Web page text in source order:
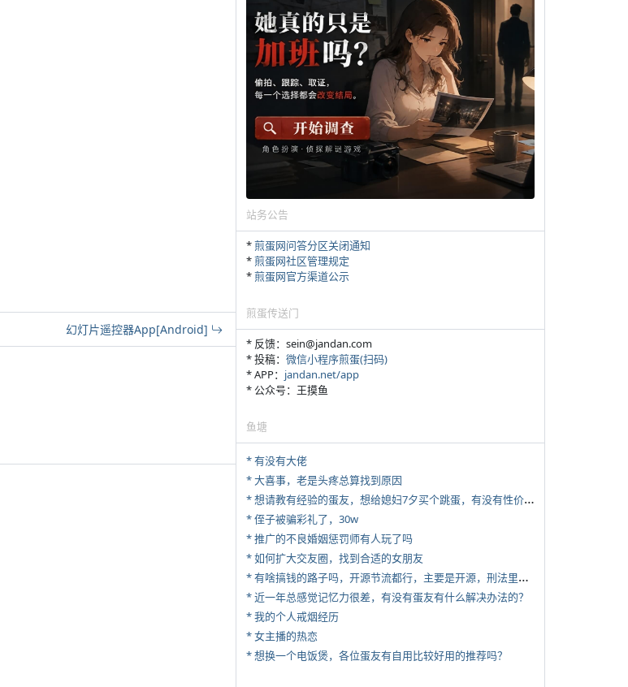
幻灯片遥控器App[Android]
站务公告
*煎蛋网问答分区关闭通知
*煎蛋网社区管理规定
*煎蛋网官方渠道公示
煎蛋传送门
* 反馈：sein@jandan.com
* 投稿： 微信小程序煎蛋(扫码)
* APP： jandan.net/app
* 公众号：王摸鱼
鱼塘
* 有没有大佬
* 大喜事，老是头疼总算找到原因
*
想请教有经验的蛋友，想给媳妇7夕买个跳蛋，有没有性价比高的推荐
* 侄子被骗彩礼了，30w
* 推广的不良婚姻惩罚师有人玩了吗
* 如何扩大交友圈，找到合适的女朋友
*
有啥搞钱的路子吗，开源节流都行，主要是开源，刑法里的咱不做
* 近一年总感觉记忆力很差，有没有蛋友有什么解决办法的？
* 我的个人戒烟经历
* 女主播的热恋
* 想换一个电饭煲，各位蛋友有自用比较好用的推荐吗？